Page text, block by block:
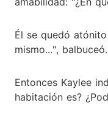
Él se quedó
mismo...", balbuceó.
Entonces Kaylee
habitación es?